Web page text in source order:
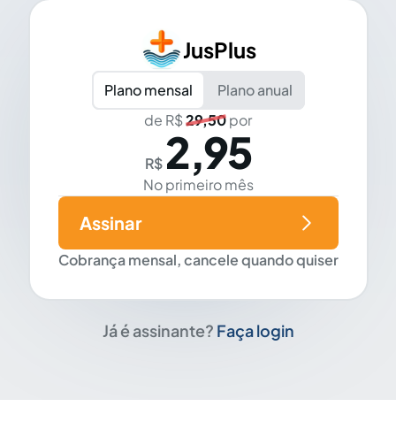
JusPlus
Plano mensal
Plano anual
de R$29,50por
R$ 2,95
No primeiro mês
Cobrança mensal, cancele quando quiser
Assinar
Já é assinante? Faça login